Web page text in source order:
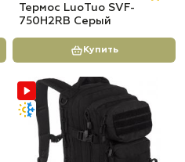
Термос LuoTuo SVF-
750H2RB Серый
Купить